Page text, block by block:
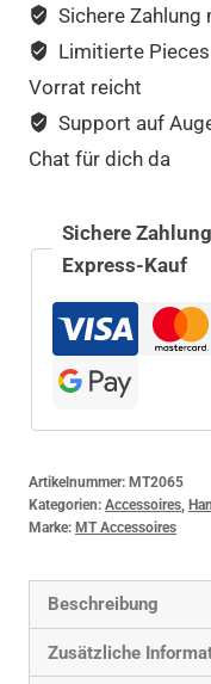
Sichere Zahlung
Limitierte
Vorrat reicht
Support auf
Chat für dich da
Sichere
Express-Kauf
Artikelnummer: MT2065
Kategorien: Accessoires
Marke: MT Accessoires
Beschreibung
Zusätzliche